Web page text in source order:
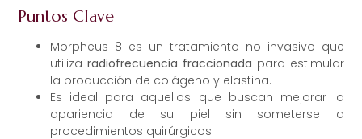
Puntos Clave
Morpheus 8 es un tratamiento no invasivo que
utilizaradiofrecuencia fraccionada para estimular
la producción de colágeno y elastina.
Es ideal para aquellos que buscan mejorar la
apariencia de su piel sin someterse a
procedimientos quirúrgicos.